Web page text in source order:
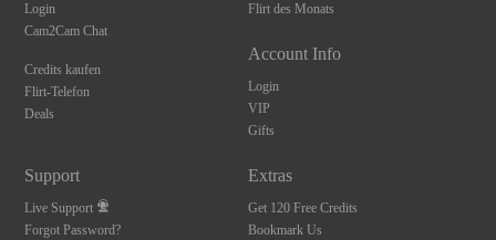
Login
Cam2Cam Chat
Credits kaufen
Flirt-Telefon
Deals
Flirt des Monats
Account Info
Login
VIP
Gifts
Support
Live Support
Forgot Password?
Extras
Get 120 Free Credits
Bookmark Us